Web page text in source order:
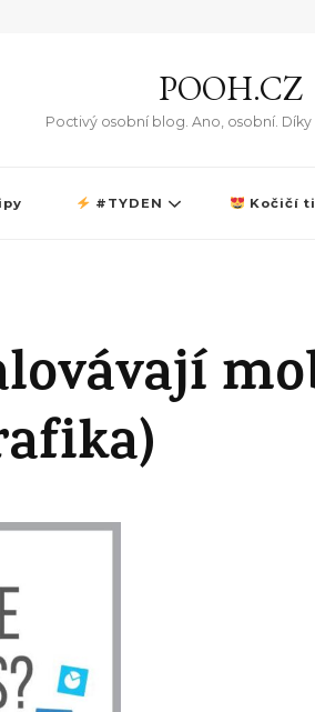
POOH.CZ
Poctivý osobní blog. Ano, osobní.
#TYDEN Kočičí